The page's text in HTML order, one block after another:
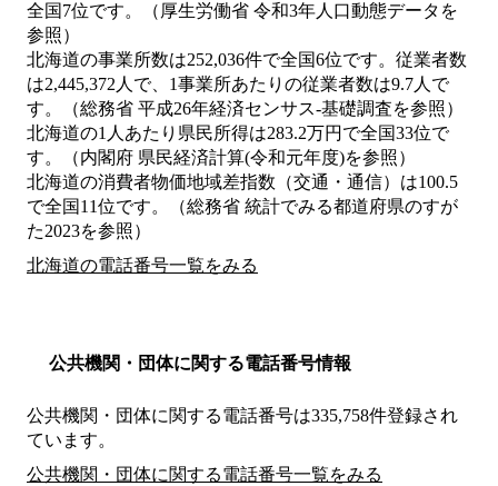
全国7位です。（厚生労働省 令和3年人口動態データを
参照）
北海道の事業所数は252,036件で全国6位です。従業者数
は2,445,372人で、1事業所あたりの従業者数は9.7人で
す。（総務省 平成26年経済センサス‐基礎調査を参照）
北海道の1人あたり県民所得は283.2万円で全国33位で
す。（内閣府 県民経済計算(令和元年度)を参照）
北海道の消費者物価地域差指数（交通・通信）は100.5
で全国11位です。（総務省 統計でみる都道府県のすが
た2023を参照）
北海道の電話番号一覧をみる
公共機関・団体に関する電話番号情報
公共機関・団体に関する電話番号は335,758件登録され
ています。
公共機関・団体に関する電話番号一覧をみる